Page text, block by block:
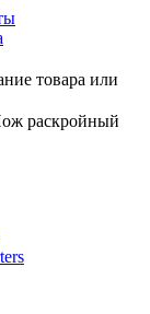
товара или
раскройный